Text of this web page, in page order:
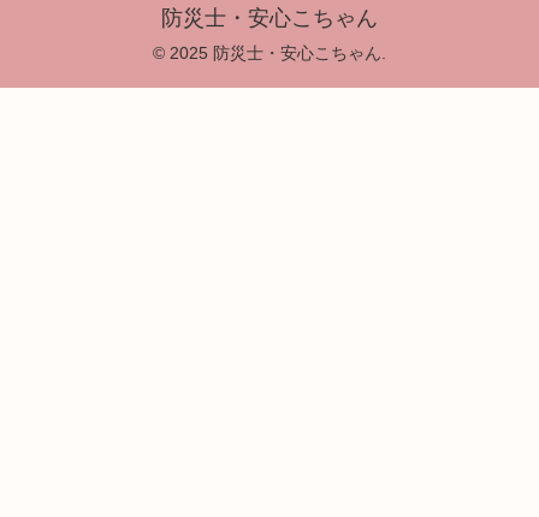
防災士・安心こちゃん
© 2025 防災士・安心こちゃん.